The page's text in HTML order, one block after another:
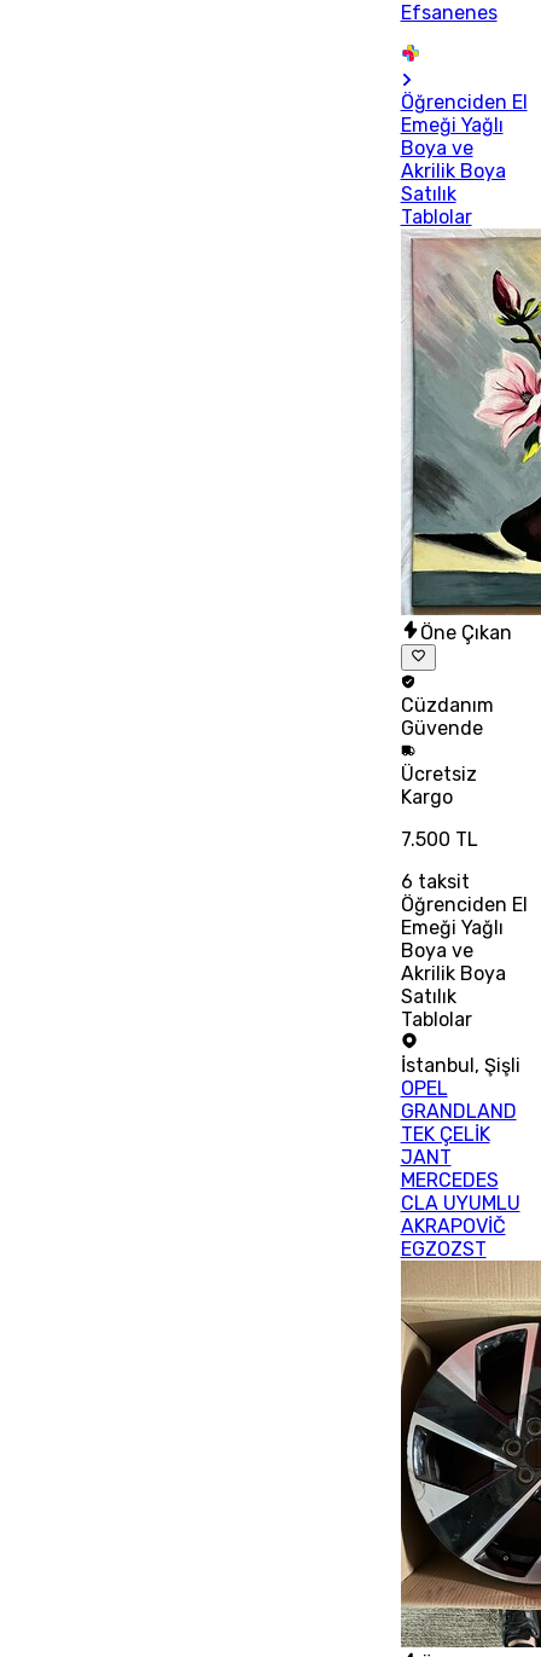
Efsanenes
Öğrenciden El
Emeği Yağlı
Boya ve
Akrilik Boya
Satılık
Tablolar
Öne Çıkan
Cüzdanım
Güvende
Ücretsiz
Kargo
7.500 TL
6 taksit
Öğrenciden El
Emeği Yağlı
Boya ve
Akrilik Boya
Satılık
Tablolar
İstanbul , Şişli
OPEL
GRANDLAND
TEK ÇELİK
JANT
MERCEDES
CLA UYUMLU
AKRAPOVİČ
EGZOZST